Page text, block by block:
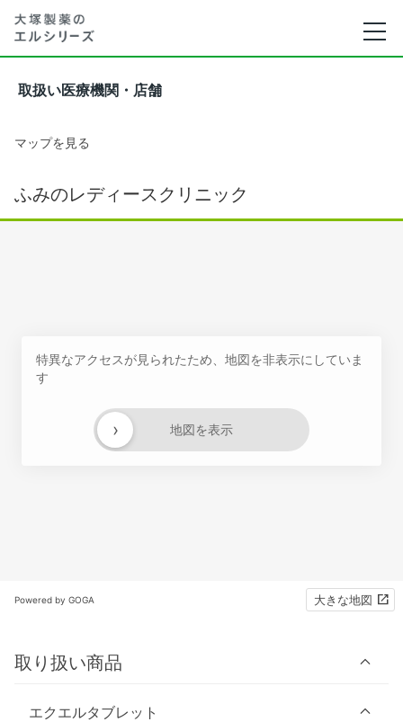
取扱い医療機関・店舗
マップを見る
ふみのレディースクリニック
特異なアクセスが見られたため、地図を非表示にしていま
す
地図を表示
›
Powered by GOGA 大きな地図
取り扱い商品
エクエルタブレット